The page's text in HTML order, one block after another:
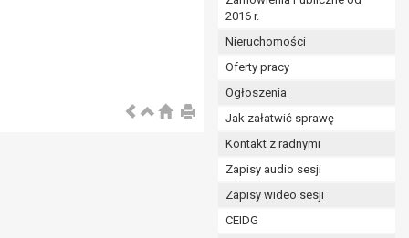
2016 r.
Nieruchomości
Oferty pracy
Ogłoszenia
Jak załatwić sprawę
Kontakt z radnymi
Zapisy audio sesji
Zapisy wideo sesji
CEIDG
(Dz.U. z 2017r., poz. 1875 ze zm.) oraz z
Gminy;
i celu określonym w treści zgody.
odbiorcom lub kategoriom odbiorców danych
z terminami archiwizacji określonymi przez